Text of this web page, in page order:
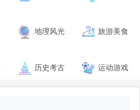
地理风光 旅游美食
历史考古 运动游戏